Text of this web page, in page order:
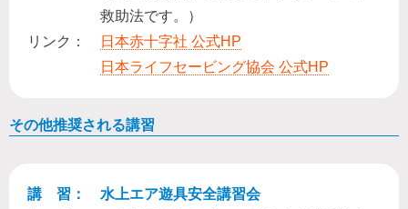
救助法です。）
リンク：
日本赤十字社 公式HP
日本ライフセービング協会 公式HP
その他推奨される講習
講 習：
水上エア遊具安全講習会